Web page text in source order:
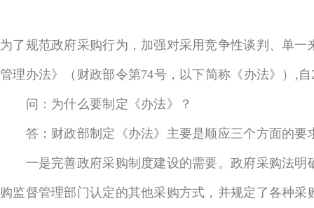
为了规范政府采购行为，加强对采用竞争性谈判、单
管理办法》（财政部令第74号，以下简称《办法》）,
问：为什么要制定《办法》？
答：财政部制定《办法》主要是顺应三个方面的要
一是完善政府采购制度建设的需要。政府采购法明
购监督管理部门认定的其他采购方式，并规定了各种